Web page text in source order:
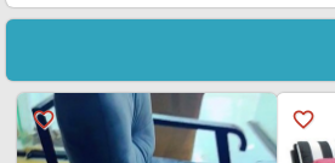
favorite_border
favorite_border